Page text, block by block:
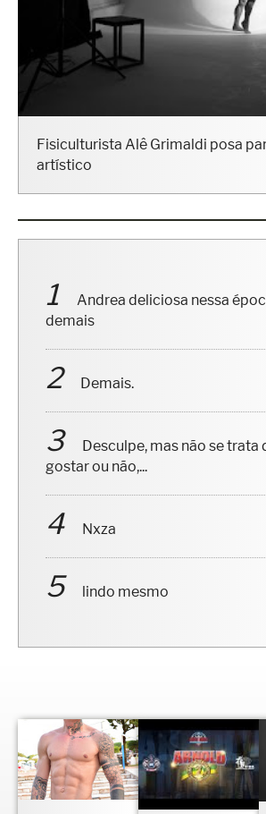
Fisiculturista Alê Grimaldi posa
artístico
Andrea deliciosa nessa
demais
Demais.
Desculpe, mas não se trata
gostar ou não,...
Nxza
lindo mesmo